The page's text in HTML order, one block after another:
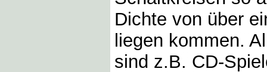
Dichte von über
liegen kommen.
sind z.B. CD-